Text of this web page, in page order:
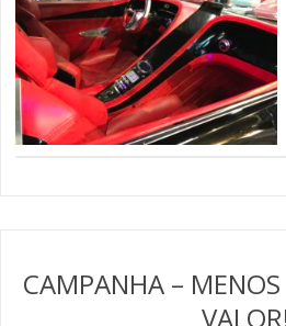
CAMPANHA –